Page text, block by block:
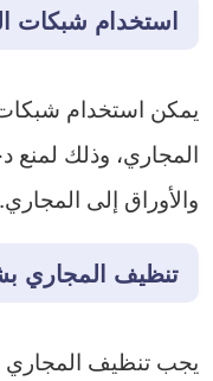
استخدام شبكات
يمكن استخدام
المجاري، وذلك لمنع
والأوراق إلى المجاري.
تنظيف المجاري
يجب تنظيف